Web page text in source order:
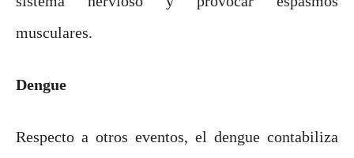
musculares.
Dengue
Respecto a otros eventos, el dengue contabiliza